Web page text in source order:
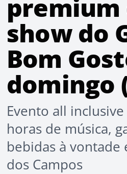
premium
show do
Bom
domingo
Evento all
horas de música,
bebidas à vontade
dos Campos